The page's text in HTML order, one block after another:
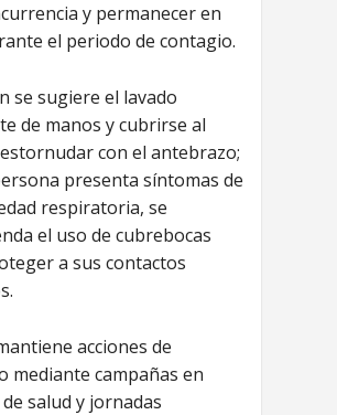
y permanecer en
el periodo de contagio.
se sugiere el lavado
de manos y cubrirse al
con el antebrazo;
presenta síntomas de
respiratoria, se
el uso de cubrebocas
a sus contactos
acciones de
mediante campañas en
salud y jornadas